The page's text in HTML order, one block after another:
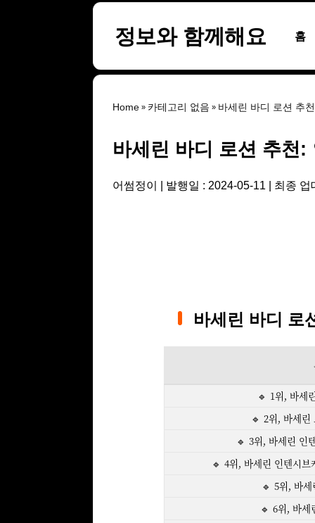
정보와 함께해요 홈
Home 카테고리 없음 바세린 바디 로션 추
바세린 바디 로션 추천
어썸정이 발행일 : 2024-05-11 최종 업
바세린 바디 로
🔹 1위, 바세
🔹 2위, 바세
🔹 3위, 바세린 인
🔹 4위, 바세린 인텐시
🔹 5위, 바
🔹 6위, 바